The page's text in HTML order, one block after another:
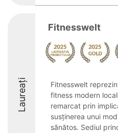
Laureați
Fitnesswelt
Fitnesswelt
fitness modern
remarcat prin
susținerea unui
sănătos. Sediul